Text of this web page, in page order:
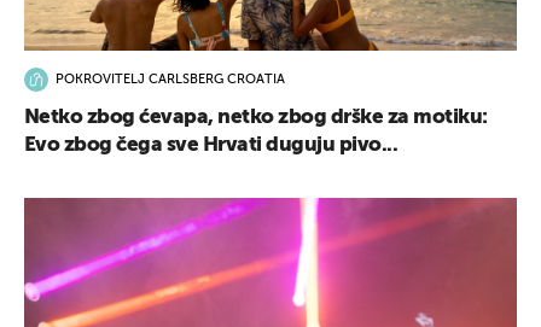
POKROVITELJ CARLSBERG CROATIA
Netko zbog ćevapa, netko zbog drške za motiku:
Evo zbog čega sve Hrvati duguju pivo...